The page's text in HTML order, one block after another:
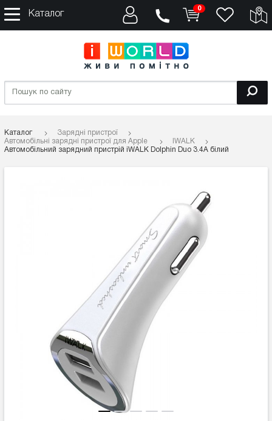
Каталог
0
Каталог
Зарядні пристрої
Автомобільні зарядні пристрої для Apple
IWALK
Автомобільний зарядний пристрій iWALK Dolphin Duo 3.4А білий